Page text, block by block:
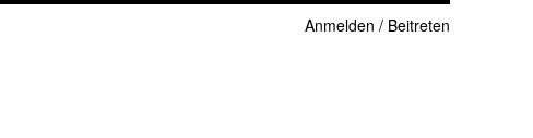
Anmelden / Beitreten